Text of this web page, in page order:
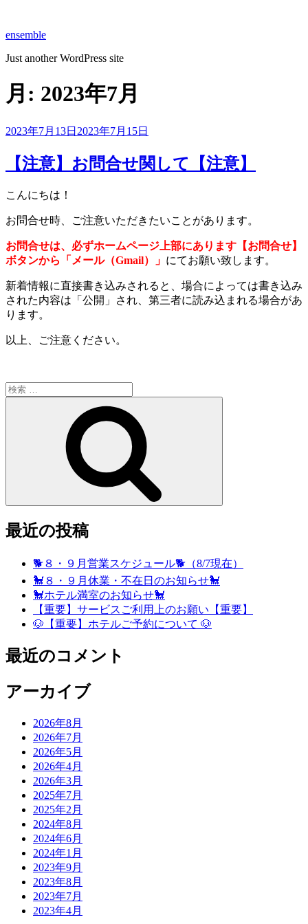
テ
ン
へ
ス
ッ
ensemble
Just another WordPress site
月: 2023年7月
投
日:
2023年7月13日 2023年7月15日
【注意】お問合せ関して【注意】
こんにちは！
お問合せ時、ご注意いただきたいことがあります。
お問合せは、必ずホームページ上部にあります【お問合せ】
ボタンから「メール（Gmail）」 にてお願い致します。
新着情報に直接書き込みされると、場合によっては書き込み
された内容は「公開」され、第三者に読み込まれる場合があ
ります。
以上、ご注意ください。
検
索:
最近の投稿
🐕８・９月営業スケジュール🐕（8/7現在）
🐩８・９月休業・不在日のお知らせ🐩
🐩ホテル満室のお知らせ🐩
【重要】サービスご利用上のお願い【重要】
🐶【重要】ホテルご予約について 🐶
最近のコメント
アーカイブ
2026年8月
2026年7月
2026年5月
2026年4月
2026年3月
2025年7月
2025年2月
2024年8月
2024年6月
2024年1月
2023年9月
2023年8月
2023年7月
2023年4月